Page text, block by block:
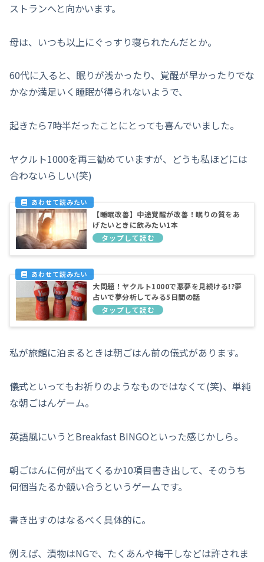
ストランへと向かいます。
母は、いつも以上にぐっすり寝られたんだとか。
60代に入ると、眠りが浅かったり、覚醒が早かったりでな
かなか満足いく睡眠が得られないようで、
起きたら7時半だったことにとっても喜んでいました。
ヤクルト1000を再三勧めていますが、どうも私ほどには
合わないらしい(笑)
【睡眠改善】中途覚醒が改善！眠りの質をあ
げたいときに飲みたい1本
大問題！ヤクルト1000で悪夢を見続ける!?夢
占いで夢分析してみる5日間の話
私が旅館に泊まるときは朝ごはん前の儀式があります。
儀式といってもお祈りのようなものではなくて(笑)、単純
な朝ごはんゲーム。
英語風にいうとBreakfast BINGOといった感じかしら。
朝ごはんに何が出てくるか10項目書き出して、そのうち
何個当たるか競い合うというゲームです。
書き出すのはなるべく具体的に。
例えば、漬物はNGで、たくあんや梅干しなどは許されま